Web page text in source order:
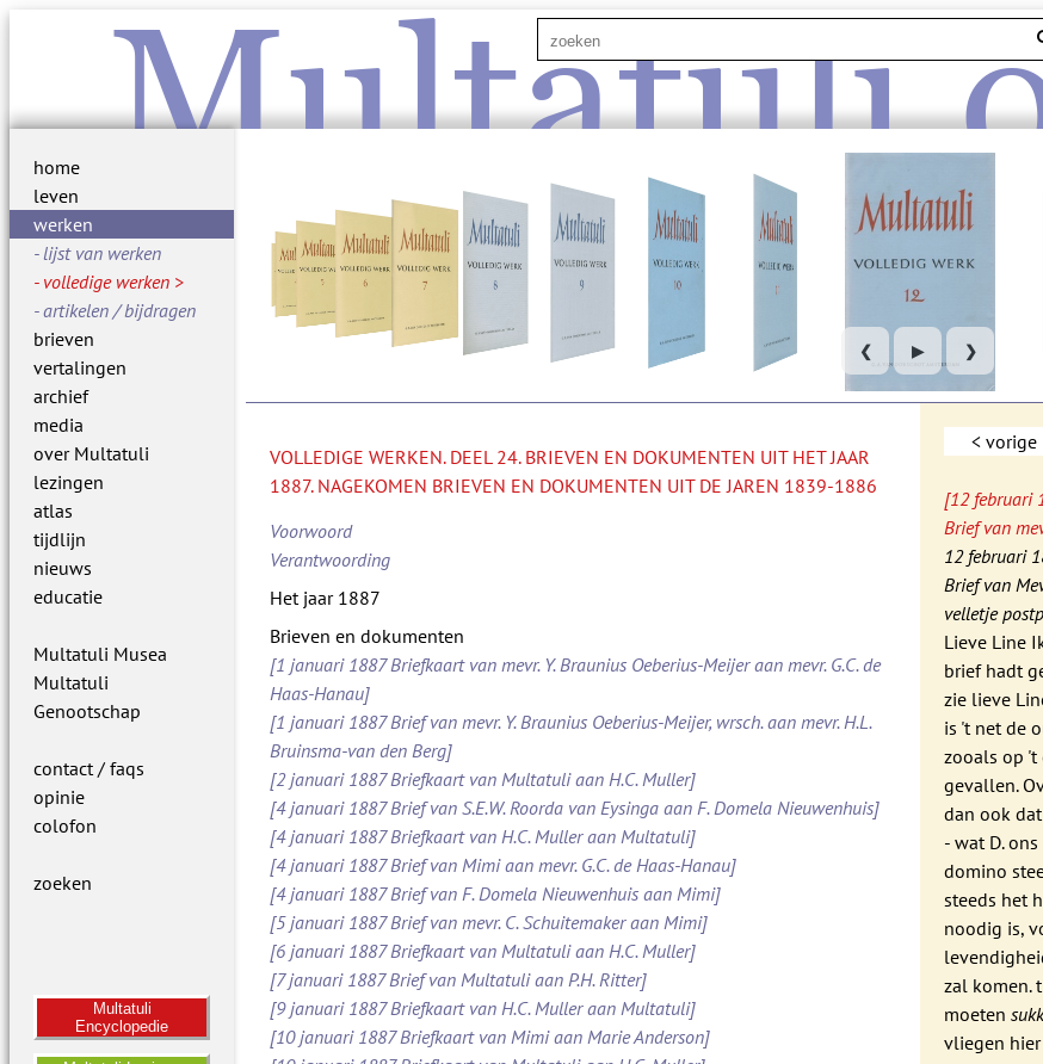
home
leven
werken
lijst van werken
volledige werken
artikelen / bijdragen
brieven
vertalingen
archief
media
over Multatuli
lezingen
atlas
tijdlijn
nieuws
educatie
Multatuli Musea
Multatuli
Genootschap
contact / faqs
opinie
colofon
zoeken
Multatuli
Encyclopedie
❮ ▶ ❯
VOLLEDIGE WERKEN. DEEL 24. BRIEVEN EN DOKUMENTEN UIT HET JAAR
1887. NAGEKOMEN BRIEVEN EN DOKUMENTEN UIT DE JAREN 1839-1886
Voorwoord
Verantwoording
Het jaar 1887
Brieven en dokumenten
[1 januari 1887 Briefkaart van mevr. Y. Braunius Oeberius-Meijer aan mevr. G.C. de
Haas-Hanau]
[1 januari 1887 Brief van mevr. Y. Braunius Oeberius-Meijer, wrsch. aan mevr. H.L.
Bruinsma-van den Berg]
[2 januari 1887 Briefkaart van Multatuli aan H.C. Muller]
[4 januari 1887 Brief van S.E.W. Roorda van Eysinga aan F. Domela Nieuwenhuis]
[4 januari 1887 Briefkaart van H.C. Muller aan Multatuli]
[4 januari 1887 Brief van Mimi aan mevr. G.C. de Haas-Hanau]
[4 januari 1887 Brief van F. Domela Nieuwenhuis aan Mimi]
[5 januari 1887 Brief van mevr. C. Schuitemaker aan Mimi]
[6 januari 1887 Briefkaart van Multatuli aan H.C. Muller]
[7 januari 1887 Brief van Multatuli aan P.H. Ritter]
[9 januari 1887 Briefkaart van H.C. Muller aan Multatuli]
[10 januari 1887 Briefkaart van Mimi aan Marie Anderson]
< vorige
[12 februari
Brief van
12 februari
Brief van
velletje
Lieve Line
brief hadt
zie lieve
is 't net de
zooals op
gevallen.
dan ook
- wat D.
domino
steeds het
noodig is,
zal komen.
moeten
vliegen hier